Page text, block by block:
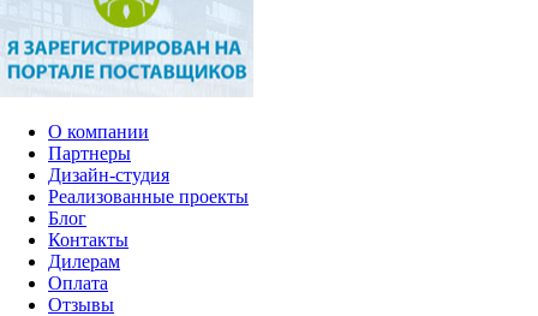
О компании
Партнеры
Дизайн-студия
Реализованные проекты
Блог
Контакты
Дилерам
Оплата
Отзывы